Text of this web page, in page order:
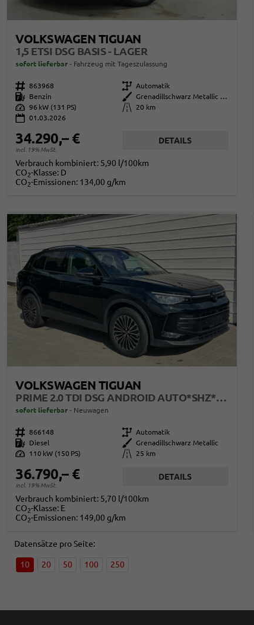
VOLKSWAGEN TIGUAN
1,5 ETSI DSG BASIS - LAGER
sofort lieferbar Fahrzeug mit Tageszulassung
Fahrzeugnr. 863968 Getriebe Automatik
Kraftstoff
Benzin Außenfarbe
Grenadillschwarz Metallic (0E)
Leistung 96 kW (131 PS) Kilometerstand
20 km
01.03.2026
34.290,– €
incl. 19% MwSt.
DETAILS
Verbrauch kombiniert: 5,90 l/100km
CO2-Klasse: D
CO2-Emissionen: 134,00 g/km
VOLKSWAGEN TIGUAN
PRIME 2.0 TDI DSG ANDROID AUTO*SHZ*18"*IQ DRIVE*360°*ACC*KEYLESS*LED PLUS*DESIGN PAKET
sofort lieferbar Neuwagen
Fahrzeugnr. 866148 Getriebe Automatik
Kraftstoff
Diesel Außenfarbe
Grenadillschwarz Metallic
Leistung
110 kW (150 PS) Kilometerstand 25 km
36.790,– €
incl. 19% MwSt.
DETAILS
Verbrauch kombiniert: 5,70 l/100km
CO2-Klasse: E
CO2-Emissionen: 149,00 g/km
Datensätze pro Seite:
10 20 50 100 250